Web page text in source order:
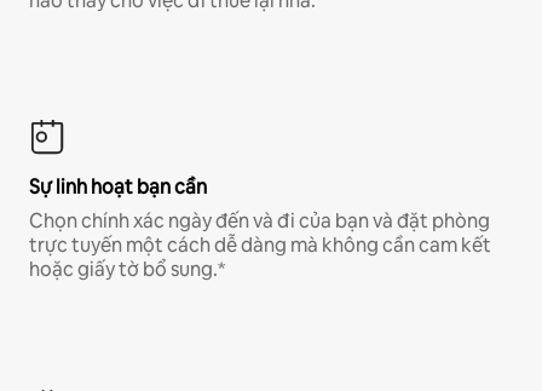
Sự linh hoạt bạn cần
Chọn chính xác ngày đến và đi của bạn và đặt phòng
trực tuyến một cách dễ dàng mà không cần cam kết
hoặc giấy tờ bổ sung.*